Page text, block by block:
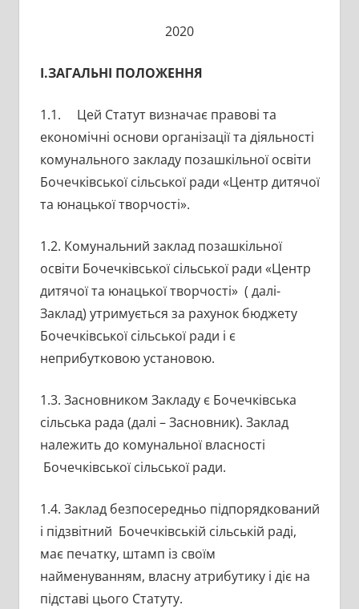
2020
І.ЗАГАЛЬНІ ПОЛОЖЕННЯ
1.1. Цей Статут визначає правові та
економічні основи організації та діяльності
комунального закладу позашкільної освіти
Бочечківської сільської ради «Центр дитячої
та юнацької творчості».
1.2. Комунальний заклад позашкільної
освіти Бочечківської сільської ради «Центр
дитячої та юнацької творчості» ( далі-
Заклад) утримується за рахунок бюджету
Бочечківської сільської ради і є
неприбутковою установою.
1.3. Засновником Закладу є Бочечківська
сільська рада (далі – Засновник). Заклад
належить до комунальної власності
Бочечківської сільської ради.
1.4. Заклад безпосередньо підпорядкований
і підзвітний Бочечківській сільській раді,
має печатку, штамп із своїм
найменуванням, власну атрибутику і діє на
підставі цього Статуту.